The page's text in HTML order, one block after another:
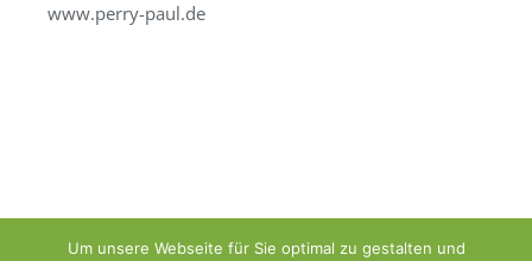
www.perry-paul.de
Um unsere Webseite für Sie optimal zu gestalten und